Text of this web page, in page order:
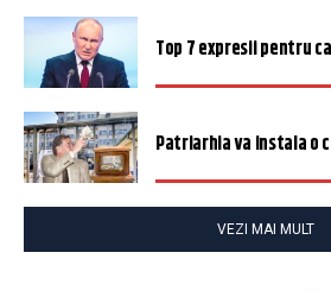
Top 7 expresii pentru
Patriarhia va instala o
VEZI MAI MULT